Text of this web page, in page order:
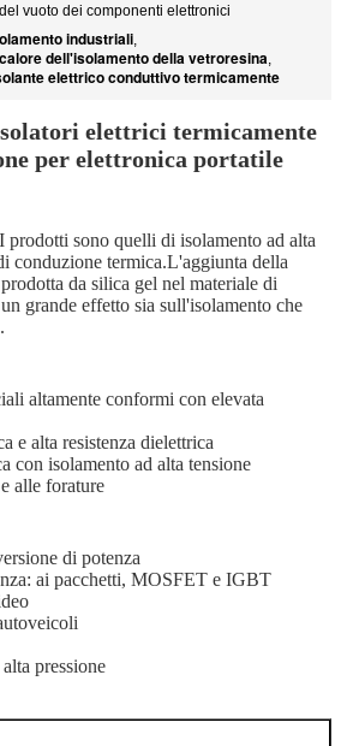
vuoto dei componenti elettronici
industriali,
dell'isolamento della vetroresina,
elettrico conduttivo termicamente
elettrici termicamente
per elettronica portatile
I prodotti sono quelli di isolamento ad alta
conduzione termica.L'aggiunta della
da silica gel nel materiale di
grande effetto sia sull'isolamento che
altamente conformi con elevata
e alta resistenza dielettrica
con isolamento ad alta tensione
alle forature
di potenza
ai pacchetti, MOSFET e IGBT
pressione